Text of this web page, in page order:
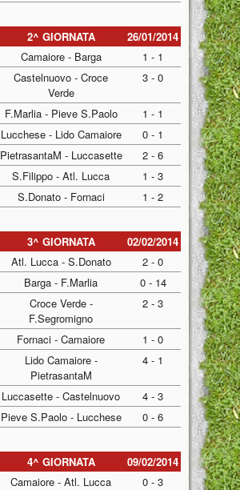
2^ GIORNATA
26/01/2014
Camaiore - Barga
1 - 1
Castelnuovo - Croce
Verde
3 - 0
F.Marlia - Pieve S.Paolo
1 - 1
Lucchese - Lido Camaiore
0 - 1
PietrasantaM - Luccasette
2 - 6
S.Filippo - Atl. Lucca
1 - 3
S.Donato - Fornaci 1 - 2
3^ GIORNATA
02/02/2014
Atl. Lucca - S.Donato
2 - 0
Barga - F.Marlia
0 - 14
Croce Verde -
F.Segromigno
2 - 3
Fornaci - Camaiore
1 - 0
Lido Camaiore -
PietrasantaM
4 - 1
Luccasette - Castelnuovo
4 - 3
Pieve S.Paolo - Lucchese 0 - 6
4^ GIORNATA
09/02/2014
Camaiore - Atl. Lucca
0 - 3